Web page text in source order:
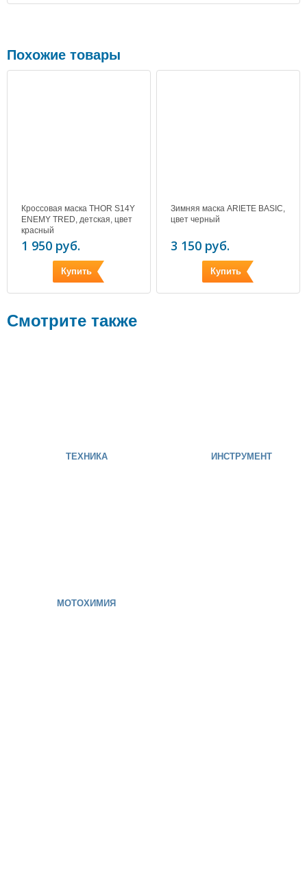
Похожие товары
Кроссовая маска THOR S14Y
ENEMY TRED, детская, цвет
красный
1 950 руб.
Купить
Зимняя маска ARIETE BASIC,
цвет черный
3 150 руб.
Купить
Смотрите также
ТЕХНИКА ИНСТРУМЕНТ
МОТОХИМИЯ